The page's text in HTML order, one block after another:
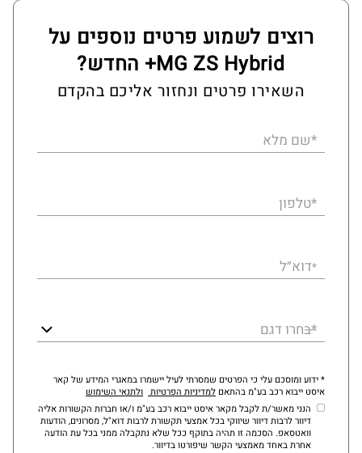
רוצים לשמוע פרטים נוספים על
MG ZS Hybrid+ החדש?
השאירו פרטים ונחזור אליכם בהקדם
*שם מלא
*טלפון
*דוא״ל
*בחרו דגם
* ידוע ומוסכם עלי כי הפרטים שמסרתי לעיל יישמרו במאגרי המידע של קאר
איסט ייבוא רכב בע"מ בהתאםלמדיניות הפרטיות ולתנאי השימוש
הנני מאשר/ת לקבל מקאר איסט ייבוא רכב בע"מ ו/או חברות הקשורות אליה
דיוור לרבות דיוור שיווקי בכל אמצעי תקשורת לרבות דוא"ל, מסרונים, הודעות
וואטסאפ. הסכמה זו תהיה בתוקף ככל שלא נתקבלה ממני בכל עת הודעה
אחרת באחד מאמצעי הקשר שיפורטו בדיוור.